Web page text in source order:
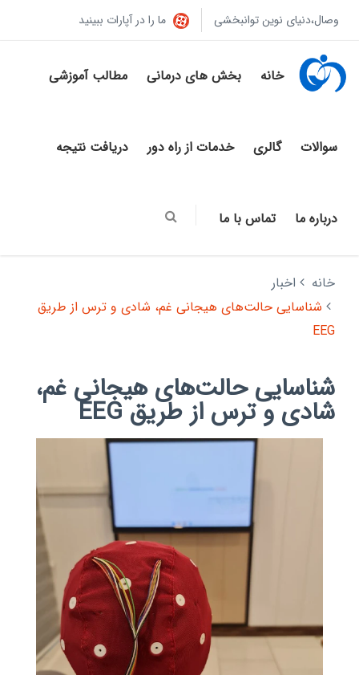
وصال،دنیای نوین توانبخشی ما را در آپارات ببینید
خانه بخش های درمانی مطالب آموزشی
سوالات گالری خدمات از راه دور دریافت نتیجه
درباره ما تماس با ما
خانه
اخبار
شناسایی حالت‌های هیجانی غم، شادی و ترس از طریق
EEG
شناسایی حالت‌های هیجانی غم،
شادی و ترس از طریق EEG